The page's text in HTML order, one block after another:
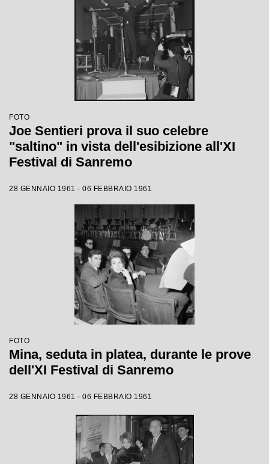
FOTO
Joe Sentieri prova il suo celebre
"saltino" in vista dell'esibizione all'XI
Festival di Sanremo
28 GENNAIO 1961 - 06 FEBBRAIO 1961
FOTO
Mina, seduta in platea, durante le prove
dell'XI Festival di Sanremo
28 GENNAIO 1961 - 06 FEBBRAIO 1961